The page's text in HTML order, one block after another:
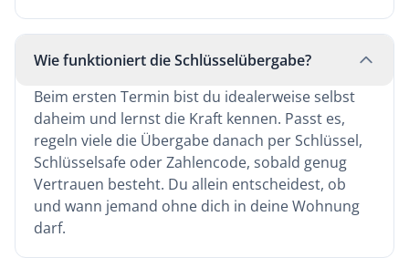
Wie funktioniert die Schlüsselübergabe?
Beim ersten Termin bist du idealerweise selbst
daheim und lernst die Kraft kennen. Passt es,
regeln viele die Übergabe danach per Schlüssel,
Schlüsselsafe oder Zahlencode, sobald genug
Vertrauen besteht. Du allein entscheidest, ob
und wann jemand ohne dich in deine Wohnung
darf.